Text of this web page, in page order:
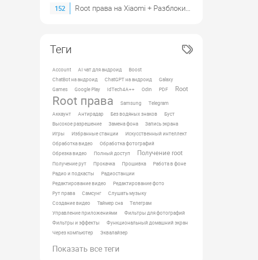
152 Root права на Xiaomi + Разблокировка загрузчика (2023)
Теги
Account AI чат для андроид
Boost
ChatBot на андроид
ChatGPT на андроид
Galaxy
Games
Google Play IdTech4A++ Odin PDF Root
Root права Samsung
Telegram
Аккаунт
Антирадар Без водяных знаков
Буст
Высокое разрешение
Замена фона
Запись экрана
Игры
Избранные станции
Искусственный интеллект
Обработка видео
Обработка фотографий
Обрезка видео
Полный доступ Получение root
Получение рут Прокачка Прошивка
Работа в фоне
Радио и подкасты
Радиостанции
Редактирование видео
Редактирование фото
Рут права
Самсунг
Слушать музыку
Создание видео
Таймер сна
Телеграм
Управление приложениями
Фильтры для фотографий
Фильтры и эффекты
Функциональный домашний экран
Через компьютер
Эквалайзер
Показать все теги